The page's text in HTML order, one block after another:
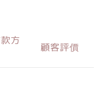
方
顧客評價